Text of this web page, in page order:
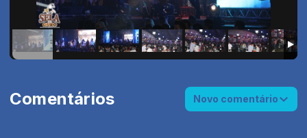
Comentários Novo comentário